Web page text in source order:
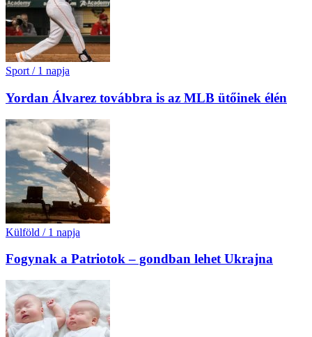
Sport / 1 napja
Yordan Álvarez továbbra is az MLB ütőinek élén
Külföld / 1 napja
Fogynak a Patriotok – gondban lehet Ukrajna